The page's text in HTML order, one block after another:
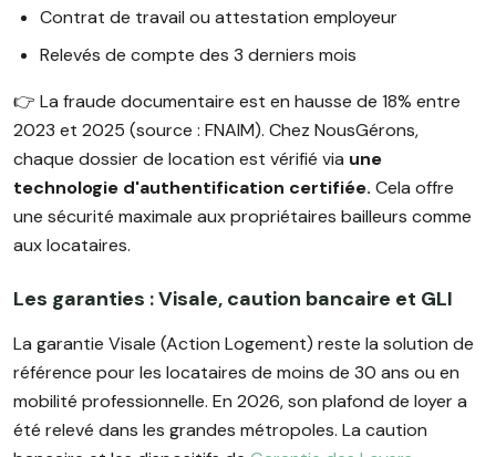
Contrat de travail ou attestation employeur
Relevés de compte des 3 derniers mois
👉️ La fraude documentaire est en hausse de 18% entre
2023 et 2025 (source : FNAIM). Chez NousGérons,
chaque dossier de location est vérifié via une
technologie d'authentification certifiée. Cela offre
une sécurité maximale aux propriétaires bailleurs comme
aux locataires.
Les garanties : Visale, caution bancaire et GLI
La garantie Visale (Action Logement) reste la solution de
référence pour les locataires de moins de 30 ans ou en
mobilité professionnelle. En 2026, son plafond de loyer a
été relevé dans les grandes métropoles. La caution